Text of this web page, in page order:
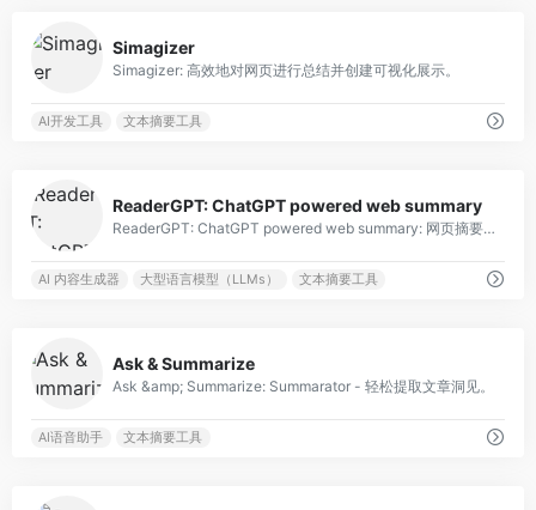
Simagizer
Simagizer: 高效地对网页进行总结并创建可视化展示。
AI开发工具 文本摘要工具
ReaderGPT: ChatGPT powered web summary
ReaderGPT: ChatGPT powered web summary: 网页摘要和可定制的ChatGPT提示，适用于各种用例。
AI 内容生成器 大型语言模型（LLMs） 文本摘要工具
Ask & Summarize
Ask &amp; Summarize: Summarator - 轻松提取文章洞见。
AI语音助手 文本摘要工具